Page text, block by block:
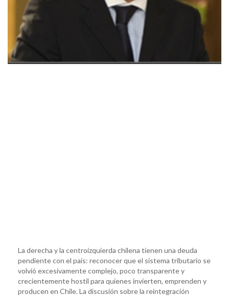
La derecha y la centroizquierda chilena tienen una deuda
pendiente con el país: reconocer que el sistema tributario se
volvió excesivamente complejo, poco transparente y
crecientemente hostil para quienes invierten, emprenden y
producen en Chile. La discusión sobre la reintegración